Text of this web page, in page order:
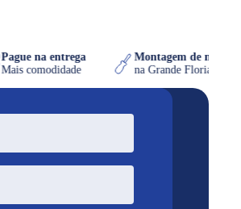
Pague na entrega
Mais comodidade
Montagem de
na Grande